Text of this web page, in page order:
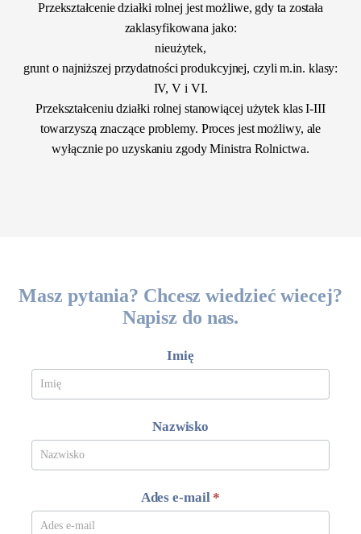
Przekształcenie działki rolnej jest możliwe, gdy ta została
zaklasyfikowana jako:
nieużytek,
grunt o najniższej przydatności produkcyjnej, czyli m.in. klasy:
IV, V i VI.
Przekształceniu działki rolnej stanowiącej użytek klas I-III
towarzyszą znaczące problemy. Proces jest możliwy, ale
wyłącznie po uzyskaniu zgody Ministra Rolnictwa.
Masz pytania? Chcesz wiedzieć wiecej?
Napisz do nas.
kontaktowy
Meveline
Imię
Nazwisko
Ades e-mail *